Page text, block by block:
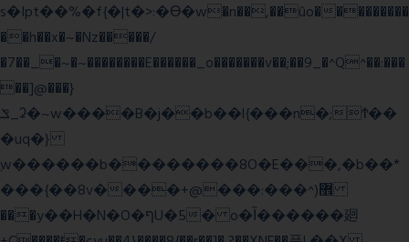
s�Ipt��%�f{�|t�>:�ϴ�w�n��,��ûo���������
��h��x�~�Nz�����/
�7��_�~�~��������E������_o�������v��;��9_�^Q^��:���
��]@���}
ݏ_ʡ�~w����B�j��b��l{���n�;Ϯ��
�uq�}
ֲw������b��������8O�E���,�b��*
���{��8v����+@���:���^)޾
���y��H�N�O�ףU�5� o�Ȉ������廻